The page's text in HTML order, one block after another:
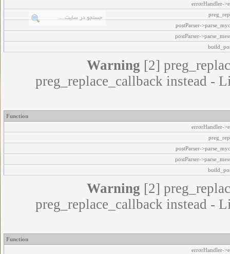
errorHandler-
postParser-
postParser-
Warning [2]
preg_replace_callback instead -
Function
errorHandler-
postParser-
postParser-
Warning [2]
preg_replace_callback instead -
Function
errorHandler-